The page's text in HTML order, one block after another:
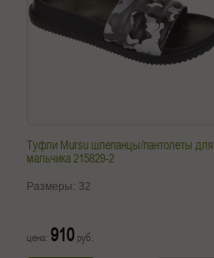
Туфли Mursu шлепанцы/пантолеты для
мальчика 215829-2
Размеры: 32
цена: 910 руб.